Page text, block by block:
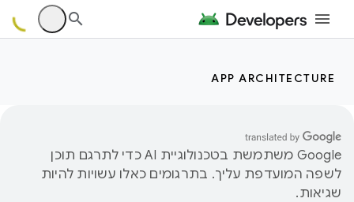
APP ARCHITECTURE
‫Google משתמשת בטכנולוגיית AI כדי לתרגם תוכן
לשפה המועדפת עליך. בתרגומים כאלו עשויות להיות
שגיאות.